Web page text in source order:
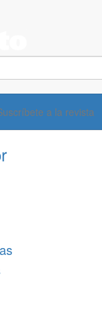
a la revista